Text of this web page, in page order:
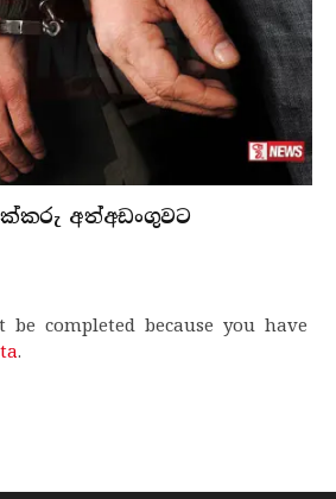
අත්අඩංගුවට
be completed because you have
.